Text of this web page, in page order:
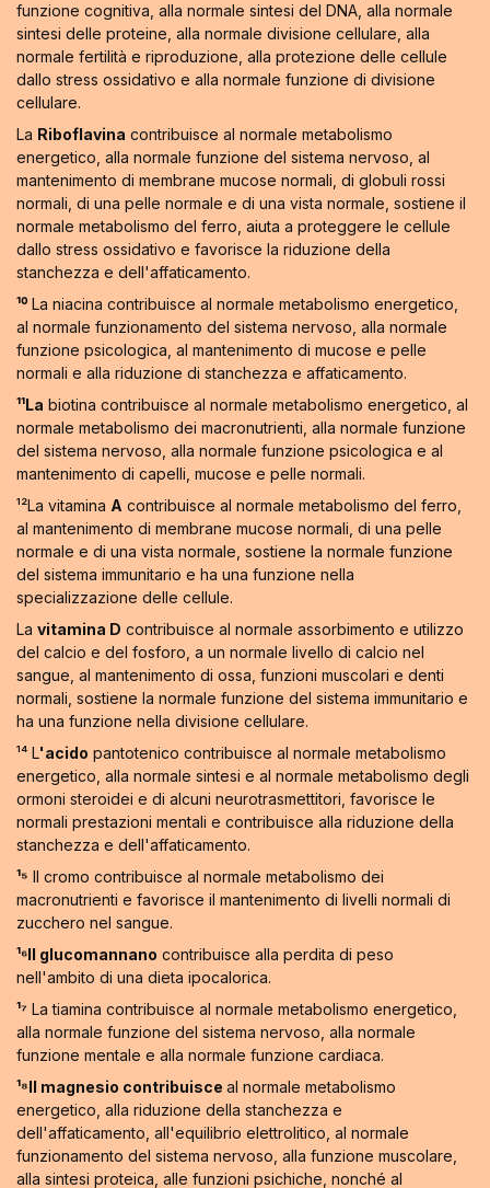
funzione cognitiva, alla normale sintesi del DNA, alla normale
sintesi delle proteine, alla normale divisione cellulare, alla
normale fertilità e riproduzione, alla protezione delle cellule
dallo stress ossidativo e alla normale funzione di divisione
cellulare.
La Riboflavina contribuisce al normale metabolismo
energetico, alla normale funzione del sistema nervoso, al
mantenimento di membrane mucose normali, di globuli rossi
normali, di una pelle normale e di una vista normale, sostiene il
normale metabolismo del ferro, aiuta a proteggere le cellule
dallo stress ossidativo e favorisce la riduzione della
stanchezza e dell'affaticamento.
¹⁰La niacina contribuisce al normale metabolismo energetico,
al normale funzionamento del sistema nervoso, alla normale
funzione psicologica, al mantenimento di mucose e pelle
normali e alla riduzione di stanchezza e affaticamento.
¹¹La biotina contribuisce al normale metabolismo energetico, al
normale metabolismo dei macronutrienti, alla normale funzione
del sistema nervoso, alla normale funzione psicologica e al
mantenimento di capelli, mucose e pelle normali.
¹²La vitamina A contribuisce al normale metabolismo del ferro,
al mantenimento di membrane mucose normali, di una pelle
normale e di una vista normale, sostiene la normale funzione
del sistema immunitario e ha una funzione nella
specializzazione delle cellule.
La vitamina D contribuisce al normale assorbimento e utilizzo
del calcio e del fosforo, a un normale livello di calcio nel
sangue, al mantenimento di ossa, funzioni muscolari e denti
normali, sostiene la normale funzione del sistema immunitario e
ha una funzione nella divisione cellulare.
¹⁴ L'acido pantotenico contribuisce al normale metabolismo
energetico, alla normale sintesi e al normale metabolismo degli
ormoni steroidei e di alcuni neurotrasmettitori, favorisce le
normali prestazioni mentali e contribuisce alla riduzione della
stanchezza e dell'affaticamento.
¹⁵ Il cromo contribuisce al normale metabolismo dei
macronutrienti e favorisce il mantenimento di livelli normali di
zucchero nel sangue.
¹⁶Il glucomannano contribuisce alla perdita di peso
nell'ambito di una dieta ipocalorica.
¹⁷ La tiamina contribuisce al normale metabolismo energetico,
alla normale funzione del sistema nervoso, alla normale
funzione mentale e alla normale funzione cardiaca.
¹⁸Il magnesio contribuisce al normale metabolismo
energetico, alla riduzione della stanchezza e
dell'affaticamento, all'equilibrio elettrolitico, al normale
funzionamento del sistema nervoso, alla funzione muscolare,
alla sintesi proteica, alle funzioni psichiche, nonché al